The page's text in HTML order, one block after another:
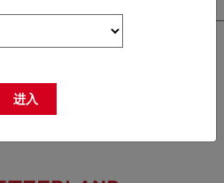
是下列组织的
员
进入